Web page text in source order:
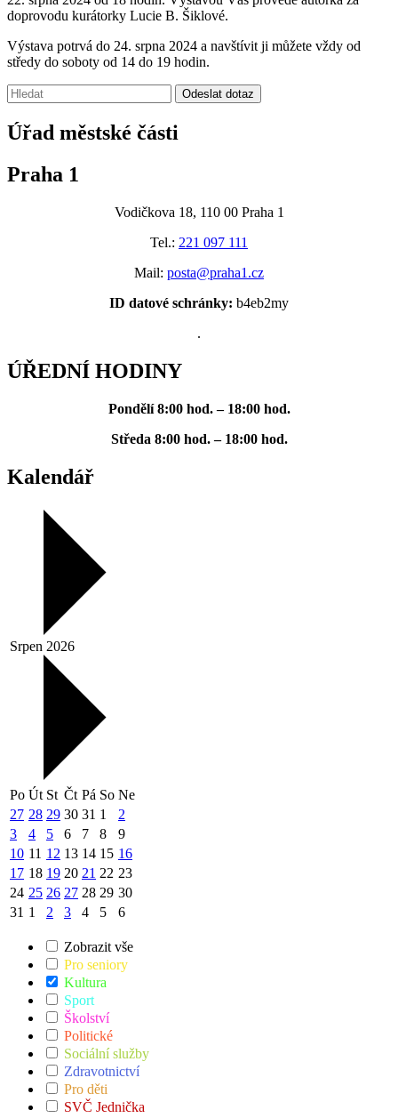
doprovodu kurátorky Lucie B. Šiklové.
Výstava potrvá do 24. srpna 2024 a navštívit ji můžete vždy od
středy do soboty od 14 do 19 hodin.
Vyhledávání:
Odeslat dotaz
Úřad městské části
Praha 1
Vodičkova 18, 110 00 Praha 1
Tel.: 221 097 111
Mail: posta@praha1.cz
ID datové schránky: b4eb2my
.
ÚŘEDNÍ HODINY
Pondělí 8:00 hod. – 18:00 hod.
Středa 8:00 hod. – 18:00 hod.
Kalendář
Srpen 2026
Po Út St Čt Pá So Ne
27 28 29 30 31 1
2
3
4 5 6 7 8
9
10 11 12 13 14 15 16
17 18 19 20 21 22 23
24 25 26 27 28 29 30
31 1 2 3 4 5 6
Zobrazit vše
Pro seniory
Kultura
Sport
Školství
Politické
Sociální služby
Zdravotnictví
Pro děti
SVČ Jednička